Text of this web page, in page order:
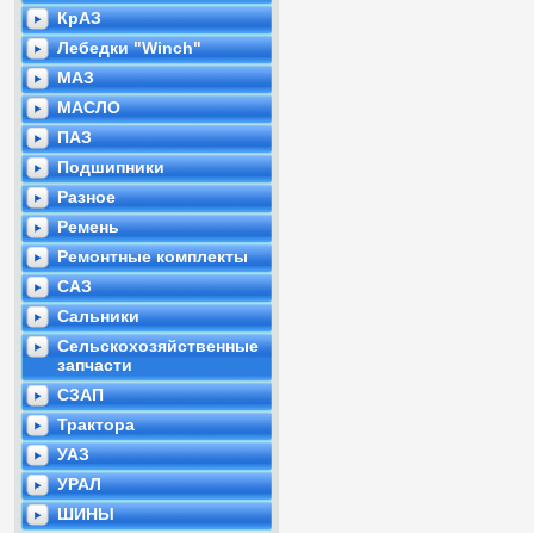
КрАЗ
Лебедки "Winch"
МАЗ
МАСЛО
ПАЗ
Подшипники
Разное
Ремень
Ремонтные комплекты
САЗ
Сальники
Сельскохозяйственные
запчасти
СЗАП
Трактора
УАЗ
УРАЛ
ШИНЫ